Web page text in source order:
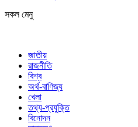
সকল মেনু
জাতীয়
রাজনীতি
বিশ্ব
অর্থ-বাণিজ্য
খেলা
তথ্য-প্রযুক্তি
বিনোদন